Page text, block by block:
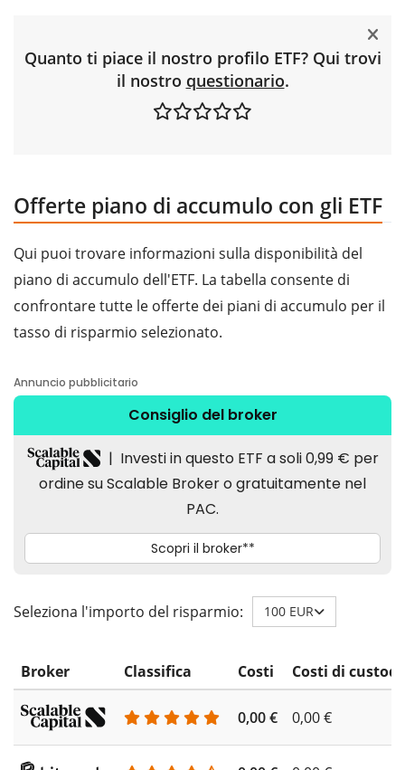
Quanto ti piace il nostro profilo ETF? Qui trovi
il nostro questionario.
Offerte piano di accumulo con gli ETF
Qui puoi trovare informazioni sulla disponibilità del
piano di accumulo dell'ETF. La tabella consente di
confrontare tutte le offerte dei piani di accumulo per il
tasso di risparmio selezionato.
Seleziona l'importo del risparmio: 100 EUR
Broker Classifica Costi Costi di
0,00 € 0,00 €